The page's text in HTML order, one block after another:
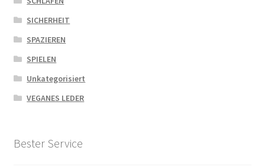
SICHERHEIT
SPAZIEREN
SPIELEN
Unkategorisiert
VEGANES LEDER
Bester Service